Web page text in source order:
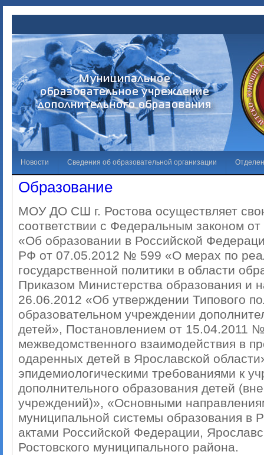
Новости Сведения об образовательной организации
Обращения граждан Решаем вместе
Лучший спортсмен Противодействие коррупции
Образование
МОУ ДО СШ г. Ростова осуществляет
соответствии с Федеральным законом
«Об образовании в Российской
РФ от 07.05.2012 № 599 «О мерах по
государственной политики в области
Приказом Министерства образования и
26.06.2012 «Об утверждении Типового
образовательном учреждении
детей», Постановлением от 15.04.2011
межведомственного взаимодействия в
одаренных детей в Ярославской
эпидемиологическими требованиями к
дополнительного образования детей
учреждений)», «Основными
муниципальной системы образования
актами Российской Федерации,
Ростовского муниципального района.